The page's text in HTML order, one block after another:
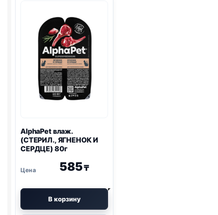
AlphaPet влаж.
(СТЕРИЛ., ЯГНЕНОК И
СЕРДЦЕ) 80г
585₸
В корзину